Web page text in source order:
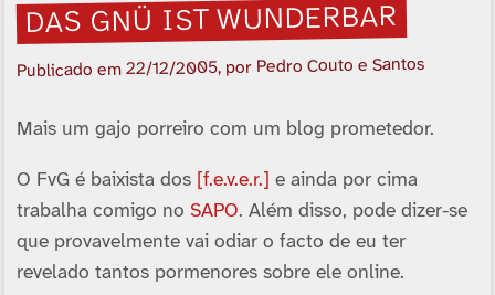
DAS GNÜ IST WUNDERBAR
Publicado em22/12/2005, por Pedro Couto e Santos
Mais um gajo porreiro com um blog prometedor.
O FvG é baixista dos [f.e.v.e.r.] e ainda por cima
trabalha comigo no SAPO. Além disso, pode dizer-se
que provavelmente vai odiar o facto de eu ter
revelado tantos pormenores sobre ele online.